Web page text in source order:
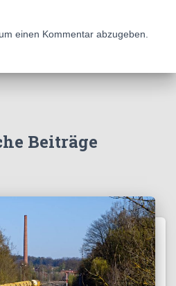
einen Kommentar abzugeben.
Beiträge